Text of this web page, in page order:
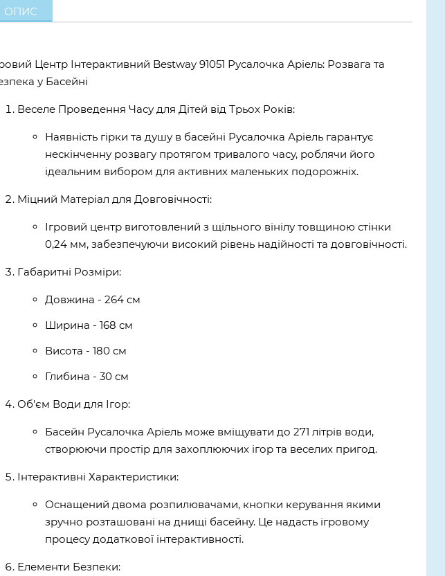
ОПИС
Центр Інтерактивний Bestway 91051 Русалочка Аріель: Розвага та
у Басейні
Веселе Проведення Часу для Дітей від Трьох Років:
Наявність гірки та душу в басейні Русалочка Аріель гарантує
нескінченну розвагу протягом тривалого часу, роблячи його
ідеальним вибором для активних маленьких подорожніх.
Міцний Матеріал для Довговічності:
Ігровий центр виготовлений з щільного вінілу товщиною стінки
0,24 мм, забезпечуючи високий рівень надійності та довговічності.
Габаритні Розміри:
Довжина - 264 см
Ширина - 168 см
Висота - 180 см
Глибина - 30 см
Об'єм Води для Ігор:
Басейн Русалочка Аріель може вміщувати до 271 літрів води,
створюючи простір для захоплюючих ігор та веселих пригод.
Інтерактивні Характеристики:
Оснащений двома розпилювачами, кнопки керування якими
зручно розташовані на днищі басейну. Це надасть ігровому
процесу додаткової інтерактивності.
Елементи Безпеки: